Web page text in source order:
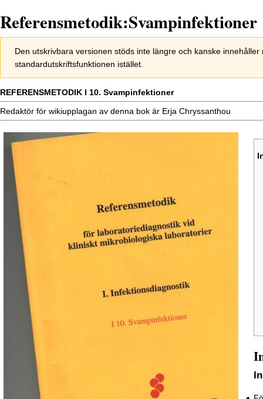
Referensmetodik:Svampinfektioner
navigering
Den utskrivbara versionen stöds inte längre och kanske
standardutskriftsfunktionen istället.
REFERENSMETODIK I 10. Svampinfektioner
Redaktör för wikiupplagan av denna bok är Erja Chryssanthou